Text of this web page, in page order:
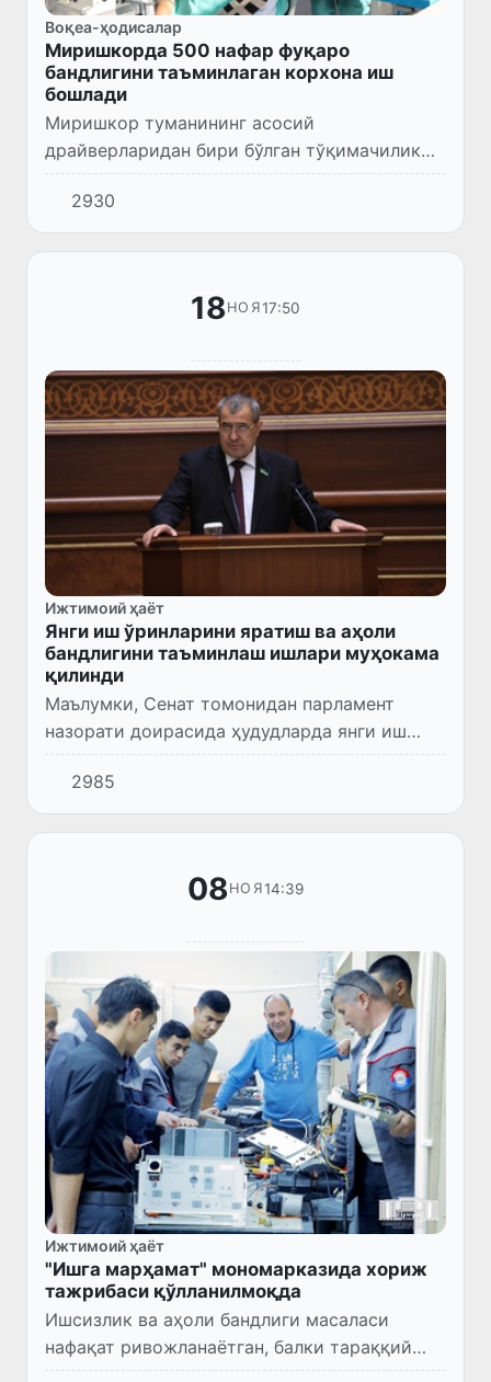
Воқеа-ҳодисалар
Миришкорда 500 нафар фуқаро
бандлигини таъминлаган корхона иш
бошлади
Миришкор туманининг асосий
драйверларидан бири бўлган тўқимачилик
саноатида бир қанча ютуқларга эришилди.
Хусусан, яқин-яқингача туманда
етиштириладиган пахта хом-ашёси ўзимизда
фа...
2930
18НОЯ17:50
Ижтимоий ҳаёт
Янги иш ўринларини яратиш ва аҳоли
бандлигини таъминлаш ишлари муҳокама
қилинди
Маълумки, Сенат томонидан парламент
назорати доирасида ҳудудларда янги иш
ўринларини яратиш ва аҳоли бандлигини
таъминлаш ишлари доимий равишда ўрганиб
бориляпти.
2985
08НОЯ14:39
Ижтимоий ҳаёт
"Ишга марҳамат" мономарказида хориж
тажрибаси қўлланилмоқда
Ишсизлик ва аҳоли бандлиги масаласи
нафақат ривожланаётган, балки тараққий
этган давлатларда ҳам долзарб ҳисобланади.